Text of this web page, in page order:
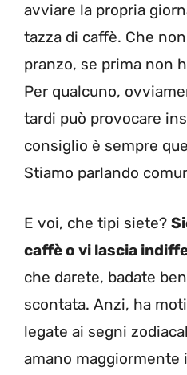
avviare la propria
tazza di caffè. Che
pranzo, se prima non
Per qualcuno,
tardi può provocare
consiglio è sempre
Stiamo parlando
E voi, che tipi siete?
caffè o vi lascia
che darete, badate
scontata. Anzi, ha
legate ai segni
amano maggiormente